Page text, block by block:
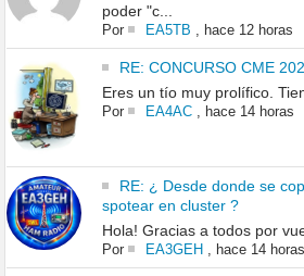
poder "c...
Por EA5TB hace 12 horas
RE: CONCURSO CME
Eres un tío muy prolífico.
Por EA4AC, hace 14 horas
RE: ¿ Desde donde se
spotear en cluster ?
Hola! Gracias a todos por
Por EA3GEH, hace 14 horas